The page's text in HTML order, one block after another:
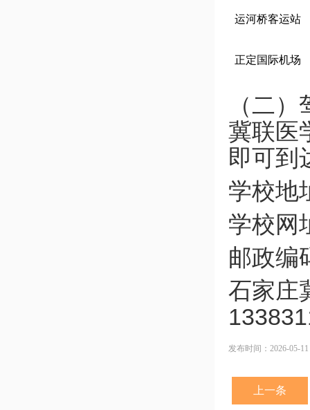
运河桥客运站
正定国际机场
（二
冀联医
即可到
学校地
学校网
邮政编
石家庄
发布时间：2026-05-11
上一条